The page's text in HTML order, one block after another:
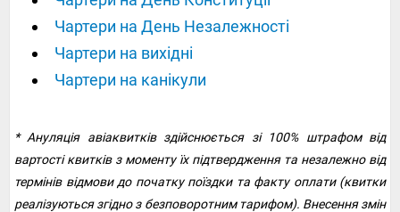
Чартери на День Незалежності
Чартери на вихідні
Чартери на канікули
* Ануляція авіаквитків здійснюється зі 100% штрафом від
вартості квитків з моменту їх підтвердження та незалежно від
термінів відмови до початку поїздки та факту оплати (квитки
реалізуються згідно з безповоротним тарифом). Внесення змін